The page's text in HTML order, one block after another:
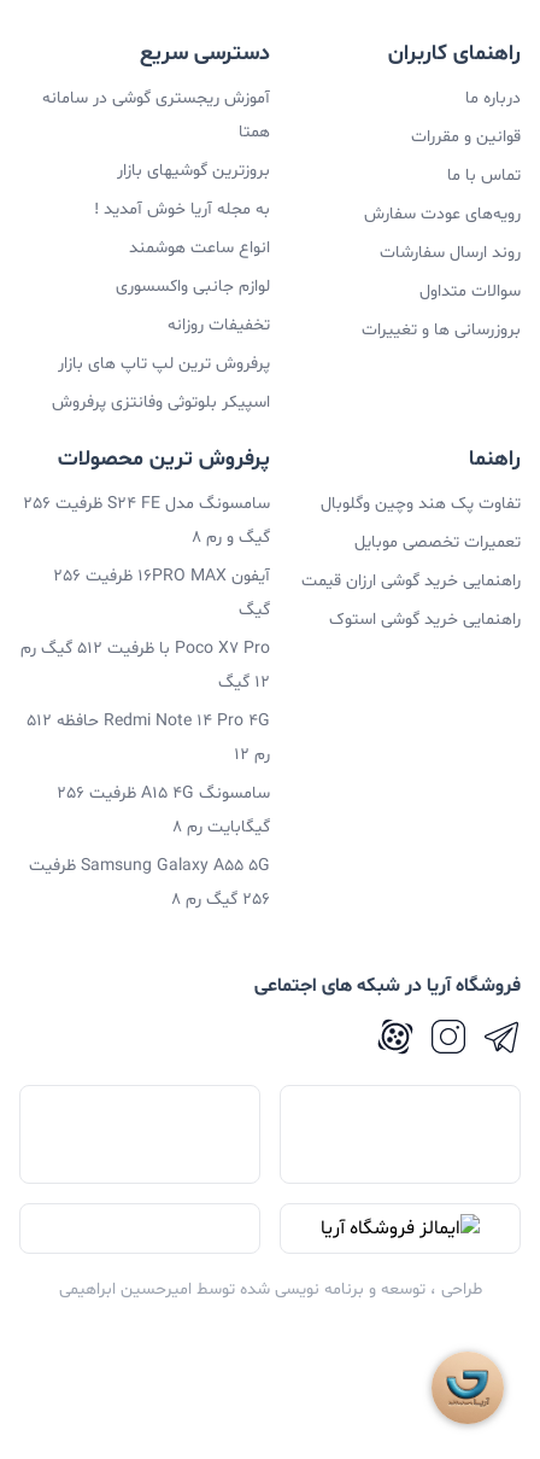
راهنمای کاربران
درباره ما
قوانین و مقررات
تماس با ما
رویه‌های عودت سفارش
روند ارسال سفارشات
سوالات متداول
بروزرسانی ها و تغییرات
دسترسی سریع
آموزش ریجستری گوشی در سامانه
همتا
بروزترین گوشیهای بازار
به مجله آریا خوش آمدید !
انواع ساعت هوشمند
لوازم جانبی واکسسوری
تخفیفات روزانه
پرفروش ترین لپ تاپ های بازار
اسپیکر بلوتوثی وفانتزی پرفروش
راهنما
تفاوت پک هند وچین وگلوبال
تعمیرات تخصصی موبایل
راهنمایی خرید گوشی ارزان قیمت
راهنمایی خرید گوشی استوک
پرفروش ترین محصولات
سامسونگ مدل S24 FE ظرفیت 256
گیگ و رم 8
آیفون 16PRO MAX ظرفیت 256
گیگ
Poco X7 Pro با ظرفیت 512 گیگ رم
12 گیگ
Redmi Note 14 Pro 4G حافظه 512
رم 12
سامسونگ A15 4G ظرفیت 256
گیگابایت رم 8
Samsung Galaxy A55 5G ظرفیت
256 گیگ رم 8
فروشگاه آریا در شبکه های اجتماعی